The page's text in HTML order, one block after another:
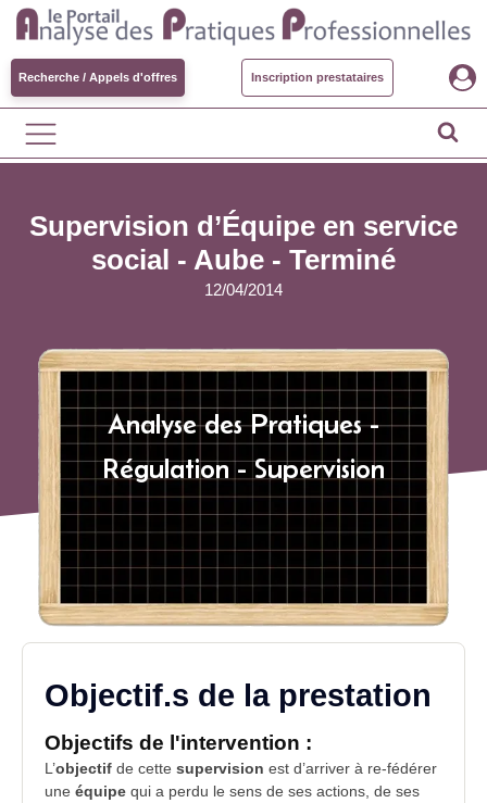
Recherche / Appels d'offres Inscription prestataires
Supervision d’Équipe en service
social - Aube - Terminé
12/04/2014
Analyse des Pratiques -
Régulation - Supervision
Objectif.s de la prestation
Objectifs de l'intervention :
L’objectif de cette supervision est d’arriver à re-fédérer
une équipe qui a perdu le sens de ses actions, de ses